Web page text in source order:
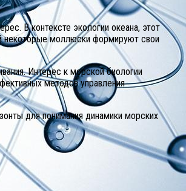
В контексте экологии океана, этот
некоторые моллюски формируют свои
Интерес к морской биологии
методов управления
для понимания динамики морских